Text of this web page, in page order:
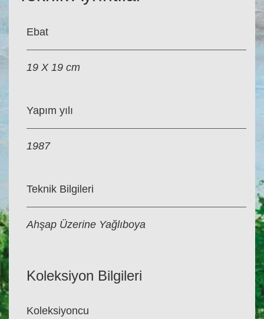
Ebat
19 X 19 cm
Yapım yılı
1987
Teknik Bilgileri
Ahşap Üzerine Yağlıboya
Koleksiyon Bilgileri
Koleksiyoncu